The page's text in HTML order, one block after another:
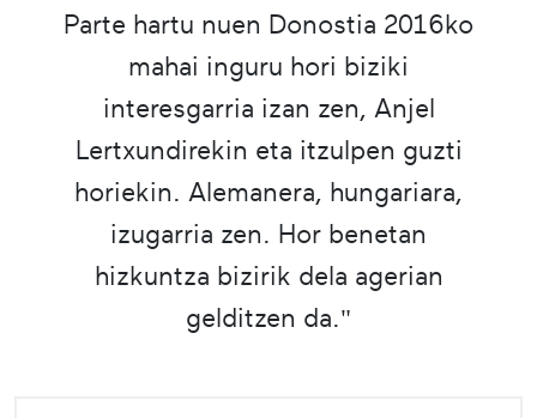
Parte hartu nuen Donostia 2016ko
mahai inguru hori biziki
interesgarria izan zen, Anjel
Lertxundirekin eta itzulpen guzti
horiekin. Alemanera, hungariara,
izugarria zen. Hor benetan
hizkuntza bizirik dela agerian
gelditzen da."